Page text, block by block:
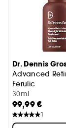
Dr. Dennis
Advanced
Ferulic
Tratamiento
30ml
99,99 €
1